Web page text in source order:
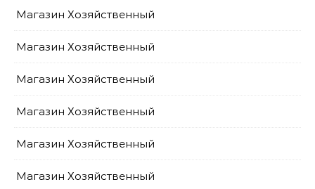
Магазин Хозяйственный
Магазин Хозяйственный
Магазин Хозяйственный
Магазин Хозяйственный
Магазин Хозяйственный
Магазин Хозяйственный